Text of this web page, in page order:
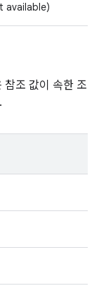
available)
조 값이 속한 조